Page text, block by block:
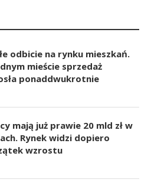
odbicie na rynku mieszkań.
mieście sprzedaż
ponaddwukrotnie
mają już prawie 20 mld zł w
ach. Rynek widzi dopiero
wzrostu